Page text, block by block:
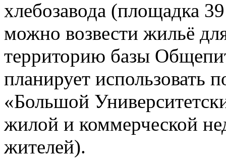
хлебозавода (площадка
можно возвести жильё
территорию базы
планирует использовать
«Большой
жилой и коммерческой
жителей).